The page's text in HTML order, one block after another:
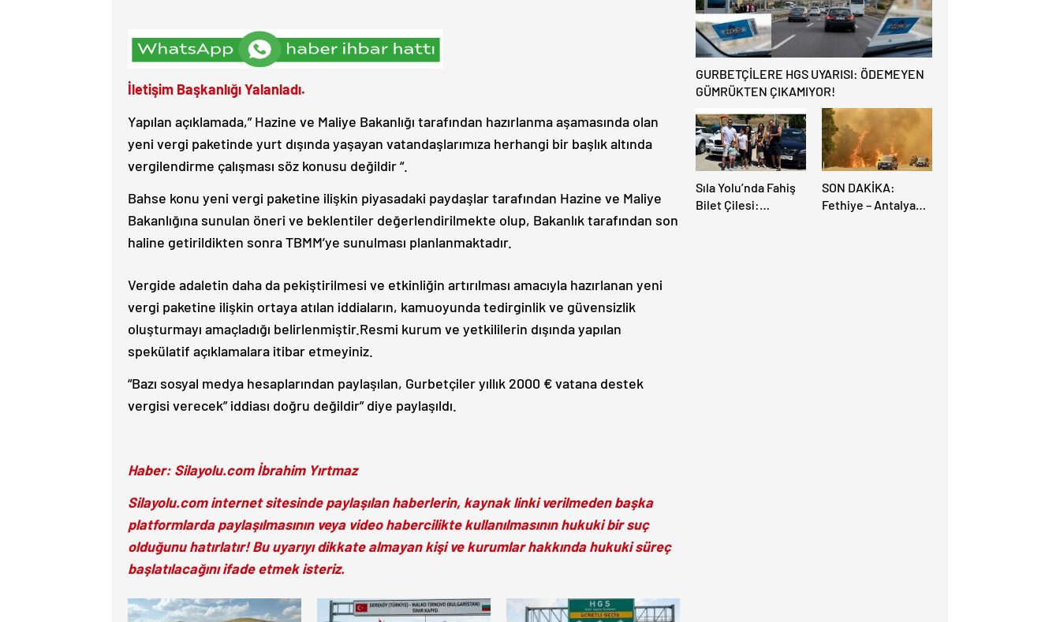
İletişim Başkanlığı Yalanladı.
Yapılan açıklamada,” Hazine ve Maliye Bakanlığı tarafından hazırlanma aşamasında olan
yeni vergi paketinde yurt dışında yaşayan vatandaşlarımıza herhangi bir başlık altında
vergilendirme çalışması söz konusu değildir “.
Bahse konu yeni vergi paketine ilişkin piyasadaki paydaşlar tarafından Hazine ve Maliye
Bakanlığına sunulan öneri ve beklentiler değerlendirilmekte olup, Bakanlık tarafından son
haline getirildikten sonra TBMM’ye sunulması planlanmaktadır.
Vergide adaletin daha da pekiştirilmesi ve etkinliğin artırılması amacıyla hazırlanan yeni
vergi paketine ilişkin ortaya atılan iddiaların, kamuoyunda tedirginlik ve güvensizlik
oluşturmayı amaçladığı belirlenmiştir.Resmi kurum ve yetkililerin dışında yapılan
spekülatif açıklamalara itibar etmeyiniz.
“Bazı sosyal medya hesaplarından paylaşılan, Gurbetçiler yıllık 2000 € vatana destek
vergisi verecek” iddiası doğru değildir” diye paylaşıldı.
Haber: Silayolu.com İbrahim Yırtmaz
Silayolu.com internet sitesinde paylaşılan haberlerin, kaynak linki verilmeden başka
platformlarda paylaşılmasının veya video habercilikte kullanılmasının hukuki bir suç
olduğunu hatırlatır! Bu uyarıyı dikkate almayan kişi ve kurumlar hakkında hukuki süreç
başlatılacağını ifade etmek isteriz.
GURBETÇİLERE HGS UYARISI: ÖDEMEYEN
GÜMRÜKTEN ÇIKAMIYOR!
Sıla Yolu’nda Fahiş
Bilet Çilesi:
SON DAKİKA:
Fethiye – Antalya